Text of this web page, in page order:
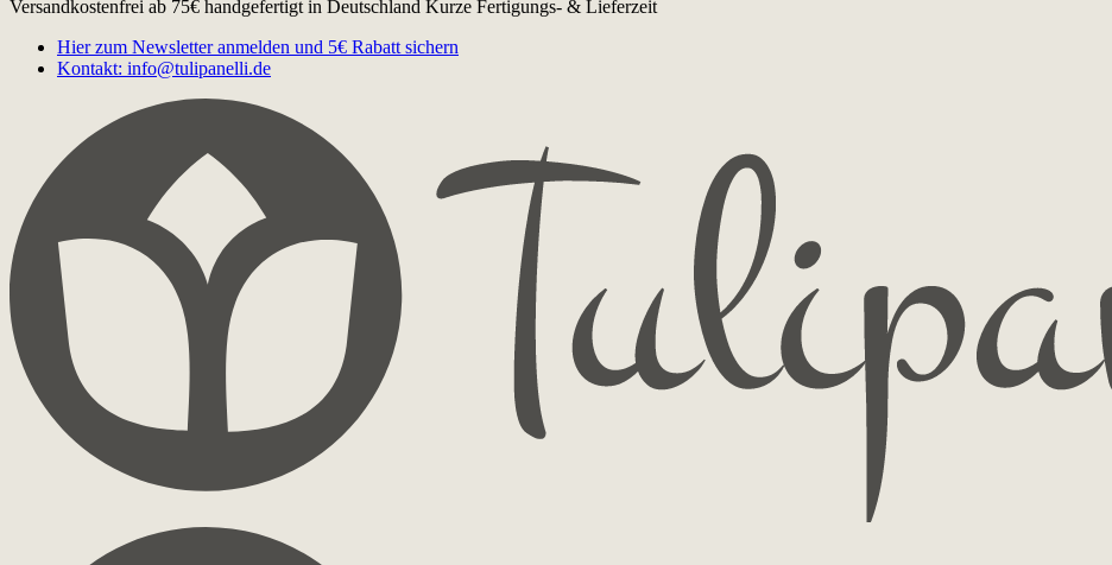
Versandkostenfrei ab 75€ handgefertigt in Deutschland Kurze Fertigungs- & Lieferzeit
Hier zum Newsletter anmelden und 5€ Rabatt sichern
Kontakt: info@tulipanelli.de